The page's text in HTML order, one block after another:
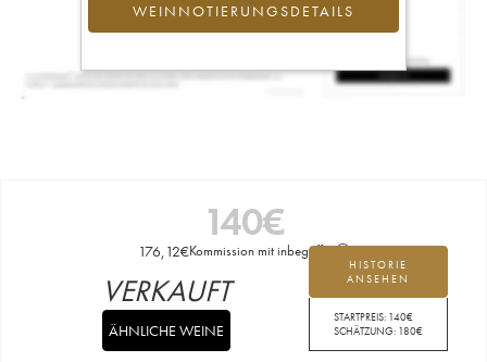
WEINNOTIERUNGSDETAILS
140€
176,12€Kommission mit inbegriffen
HISTORIE
ANSEHEN
STARTPREIS: 140€
SCHÄTZUNG: 180€
VERKAUFT
ÄHNLICHE WEINE